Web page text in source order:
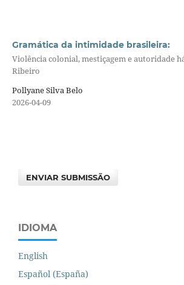
Gramática da intimidade brasileira:
Violência colonial, mestiçagem e autoridade
Ribeiro
Pollyane Silva Belo
2026-04-09
ENVIAR SUBMISSÃO
IDIOMA
English
Español (España)